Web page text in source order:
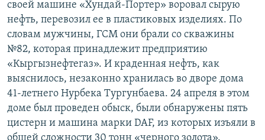
своей машине «Хундай-Портер» воровал сырую
нефть, перевозил ее в пластиковых изделиях. По
словам мужчины, ГСМ они брали со скважины
№82, которая принадлежит предприятию
«Кыргызнефтегаз». И краденная нефть, как
выяснилось, незаконно хранилась во дворе дома
41-летнего Нурбека Тургунбаева. 24 апреля в этом
доме был проведен обыск, были обнаружены пять
цистерн и машина марки DAF, из которых изъяли в